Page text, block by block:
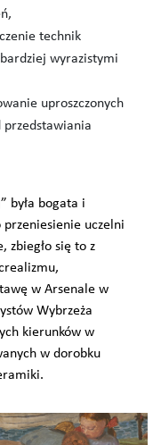
technik
wyrazistymi
uproszczonych
przedstawiania
była bogata i
przeniesienie uczelni
zbiegło się to z
w Arsenale w
Wybrzeża
kierunków w
w dorobku